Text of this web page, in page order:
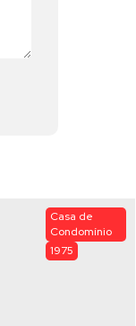
1975
Casa de
Condomínio